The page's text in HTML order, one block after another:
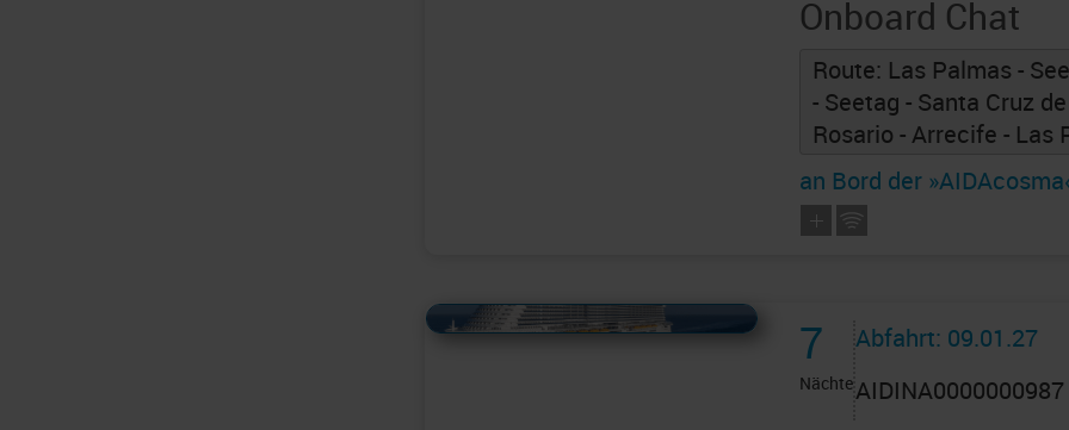
Onboard Chat
Route: Las Palmas -
- Seetag - Santa Cruz
Rosario - Arrecife - Las
an Bord der
Alles Bildmaterial von AIDAcruises ist ©AIDAcruises
7
Nächte
Abfahrt: 09.01.27
AIDINA0000000987